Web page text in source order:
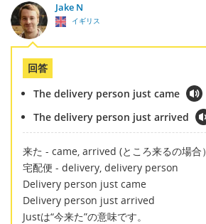
Jake N
イギリス
回答
The delivery person just came
The delivery person just arrived
来た - came, arrived (ところ来るの場合）
宅配便 - delivery, delivery person
Delivery person just came
Delivery person just arrived
Justは“今来た”の意味です。